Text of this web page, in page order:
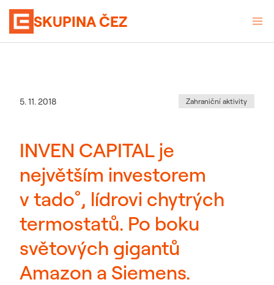
SKUPINA ČEZ
Datum zveřejnění
5. 11. 2018 Kategorie:
Zahraniční aktivity
INVEN CAPITAL je
největším investorem
v tado˚, lídrovi chytrých
termostatů. Po boku
světových gigantů
Amazon a Siemens.